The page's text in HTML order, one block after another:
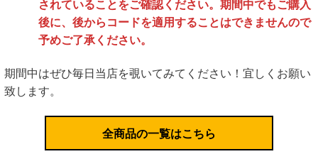
されていることをご確認ください。期間中でもご購入
後に、後からコードを適用することはできませんので
予めご了承ください。
期間中はぜひ毎日当店を覗いてみてください！宜しくお願い
致します。
全商品の一覧はこちら